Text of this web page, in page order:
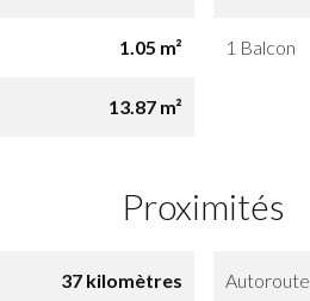
1.05 m² 1 Balcon
13.87 m²
Proximités
37 kilomètres Autoroute